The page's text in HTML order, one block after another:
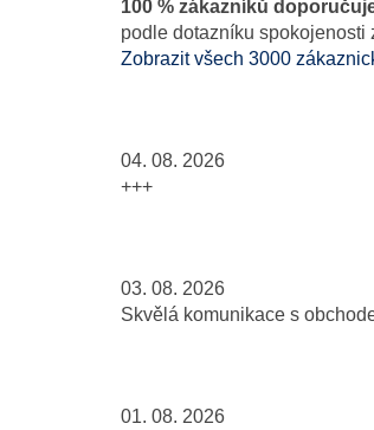
100 % zákazníků
podle dotazníku spokojenosti
Zobrazit všech 3000
04. 08. 2026
+++
03. 08. 2026
Skvělá komunikace s
01. 08. 2026